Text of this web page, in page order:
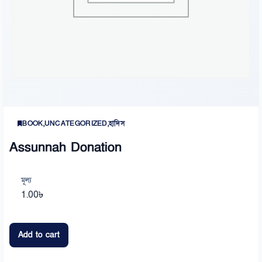
BOOK,UNCATEGORIZED,হাদিস
Assunnah Donation
মূল্য
1.00৳
Assunnah
Add to cart